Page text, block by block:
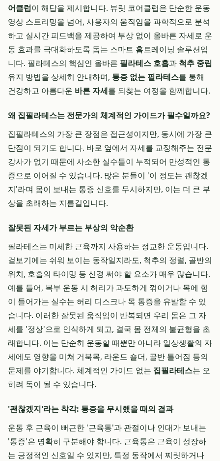
어클럽이 해답을 제시합니다. 뷰릿 코어클럽은 단순한 운동
영상 스트리밍을 넘어, 사용자의 움직임을 과학적으로 분석
하고 실시간 피드백을 제공하여 부상 없이 올바른 자세로 운
동 효과를 극대화하도록 돕는 스마트 홈트레이닝 솔루션입
니다. 필라테스의 핵심인 올바른 필라테스 호흡과 척추 중립
유지 방법을 상세히 안내하며, 통증 없는 필라테스를 통해
건강하고 아름다운 바른 자세를 되찾는 여정을 함께합니다.
왜 집필라테스는 전문가의 체계적인 가이드가 필수일까요?
집필라테스의 가장 큰 장점은 접근성이지만, 동시에 가장 큰
단점이 되기도 합니다. 바로 옆에서 자세를 교정해주는 전문
강사가 없기 때문에 사소한 실수들이 누적되어 만성적인 통
증으로 이어질 수 있습니다. 많은 분들이 '이 정도는 괜찮겠
지'라며 몸이 보내는 통증 신호를 무시하지만, 이는 더 큰 부
상을 초래하는 지름길입니다.
잘못된 자세가 부르는 부상의 악순환
필라테스는 미세한 근육까지 사용하는 정교한 운동입니다.
겉보기에는 쉬워 보이는 동작일지라도, 척추의 정렬, 골반의
위치, 호흡의 타이밍 등 신경 써야 할 요소가 매우 많습니다.
예를 들어, 복부 운동 시 허리가 과도하게 꺾이거나 목에 힘
이 들어가는 실수는 허리 디스크나 목 통증을 유발할 수 있
습니다. 이러한 잘못된 움직임이 반복되면 우리 몸은 그 자
세를 '정상'으로 인식하게 되고, 결국 몸 전체의 불균형을 초
래합니다. 이는 단순히 운동할 때뿐만 아니라 일상생활의 자
세에도 영향을 미쳐 거북목, 라운드 숄더, 골반 틀어짐 등의
문제를 야기합니다. 체계적인 가이드 없는 집필라테스는 오
히려 독이 될 수 있습니다.
'괜찮겠지'라는 착각: 통증을 무시했을 때의 결과
운동 후 근육이 뻐근한 '근육통'과 관절이나 인대가 보내는
'통증'은 명확히 구분해야 합니다. 근육통은 근육이 성장하
는 긍정적인 신호일 수 있지만, 특정 동작에서 찌릿하거나